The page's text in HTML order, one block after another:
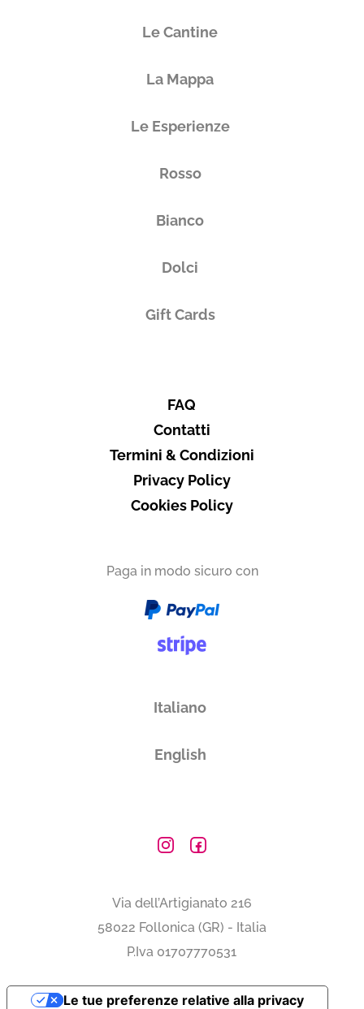
Le Cantine
La Mappa
Le Esperienze
Rosso
Bianco
Dolci
Gift Cards
FAQ
Contatti
Termini & Condizioni
Privacy Policy
Cookies Policy
Paga in modo sicuro con
Italiano
English
Via dell’Artigianato 216
58022 Follonica (GR) - Italia
P.Iva 01707770531
Le tue preferenze relative alla privacy